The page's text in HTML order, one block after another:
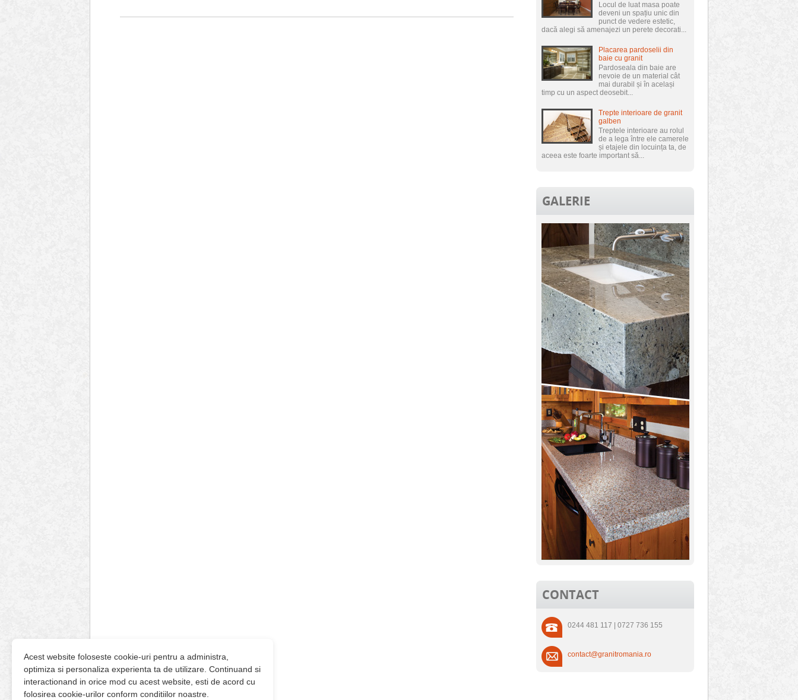
Acest website foloseste cookie-uri pentru a administra,
optimiza si personaliza experienta ta de utilizare. Continuand si
interactionand in orice mod cu acest website, esti de acord cu
folosirea cookie-urilor conform conditiilor noastre.
Locul de luat masa poate
deveni un spațiu unic din
punct de vedere estetic,
dacă alegi să amenajezi un perete decorati...
Placarea pardoselii din
baie cu granit
Pardoseala din baie are
nevoie de un material cât
mai durabil și în același
timp cu un aspect deosebit...
Trepte interioare de granit
galben
Treptele interioare au rolul
de a lega între ele camerele
și etajele din locuința ta, de
aceea este foarte important să...
GALERIE
CONTACT
0244 481 117 | 0727 736 155
contact@granitromania.ro